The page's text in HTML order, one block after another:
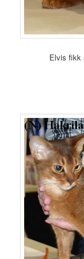
Elvis fikk